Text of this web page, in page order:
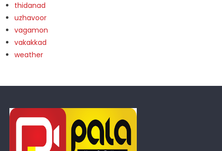
thidanad
uzhavoor
vagamon
vakakkad
weather